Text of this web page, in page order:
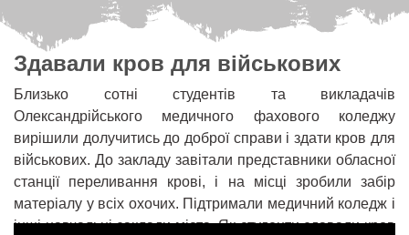
Здавали кров для військових
Близько сотні студентів та викладачів
Олександрійського медичного фахового коледжу
вирішили долучитись до доброї справи і здати кров для
військових. До закладу завітали представники обласної
станції переливання крові, і на місці зробили забір
матеріалу у всіх охочих. Підтримали медичний коледж і
інші навчальні заклади міста. Як студенти здавали кров